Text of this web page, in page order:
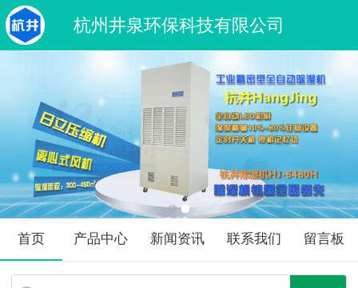
杭州井泉环保科技有限公司
首页 产品中心 新闻资讯 联系我们 留言板